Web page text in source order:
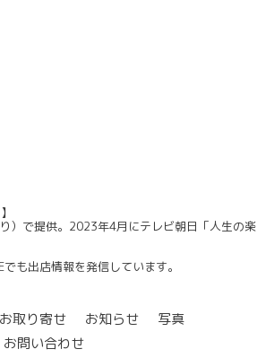
）で提供。2023年4月にテレビ朝日「人生の楽
も出店情報を発信しています。
取り寄せ お知らせ
写真
お問い合わせ